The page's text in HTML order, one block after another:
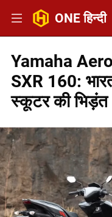
ONE हिन्दी
Yamaha
SXR 160:
स्कूटर की भिड़ंत